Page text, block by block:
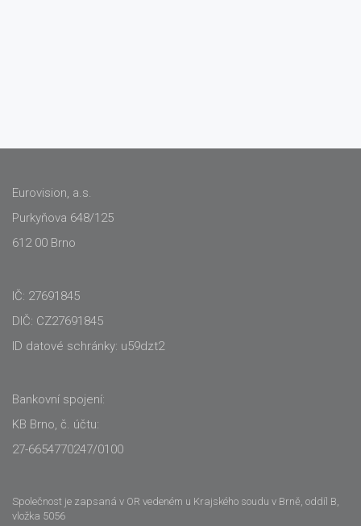
Eurovision, a.s.
Purkyňova 648/125
612 00 Brno
IČ: 27691845
DIČ: CZ27691845
ID datové schránky: u59dzt2
Bankovní spojení:
KB Brno, č. účtu:
27-6654770247/0100
Společnost je zapsaná v OR vedeném u Krajského soudu v Brně, oddíl B,
vložka 5056